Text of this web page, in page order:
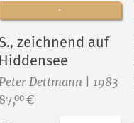
zeichnend auf
Hiddensee
Dettmann | 1983
Preis:
87,00 €